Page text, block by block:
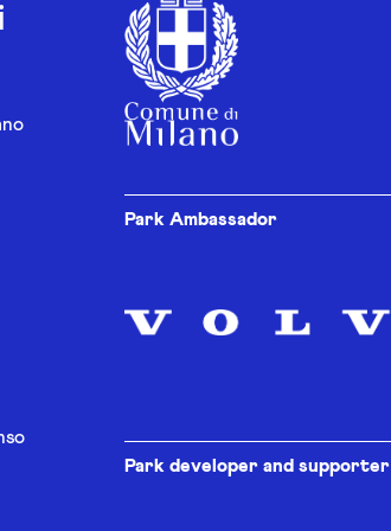
Park Ambassador
Park developer and supporter